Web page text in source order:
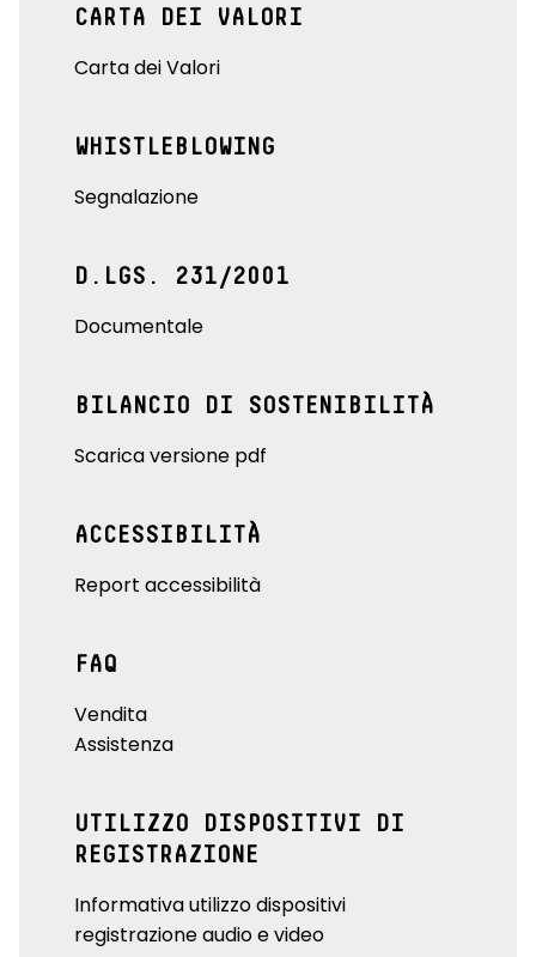
CARTA DEI VALORI
Carta dei Valori
WHISTLEBLOWING
Segnalazione
D.LGS. 231/2001
Documentale
BILANCIO DI SOSTENIBILITÀ
Scarica versione pdf
ACCESSIBILITÀ
Report accessibilità
FAQ
Vendita
Assistenza
UTILIZZO DISPOSITIVI DI
REGISTRAZIONE
Informativa utilizzo dispositivi
registrazione audio e video